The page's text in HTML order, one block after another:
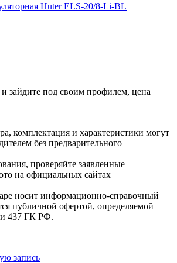
Huter ELS-20/8-Li-BL
и зайдите под своим профилем, цена
комплектация и характеристики могут
без предварительного
проверяйте заявленные
на официальных сайтах
носит информационно-справочный
публичной офертой, определяемой
437 ГК РФ.
запись